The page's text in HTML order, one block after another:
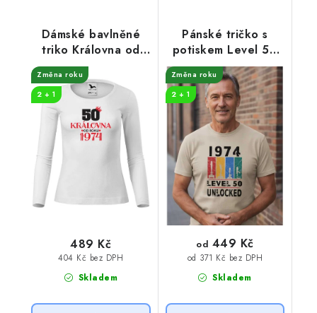
Dámské bavlněné
triko Královna od
roku
Změna roku
2 + 1
Skladem
404 Kč bez DPH
489 Kč
Pánské tričko s
potiskem Level 50
unlocked
Změna roku
2 + 1
Skladem
od 371 Kč bez DPH
od 449 Kč